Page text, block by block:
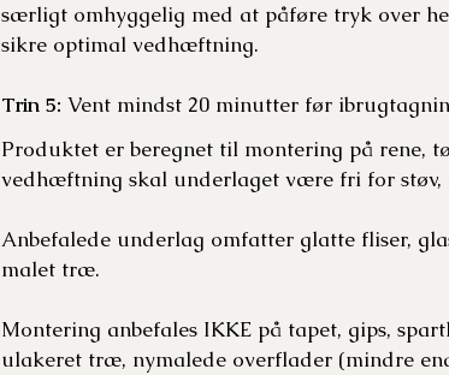
særligt omhyggelig med at påføre tryk over
sikre optimal vedhæftning.
Trin 5: Vent mindst 20 minutter før
Produktet er beregnet til montering på rene,
vedhæftning skal underlaget være fri for støv,
Anbefalede underlag omfatter glatte fliser,
malet træ.
Montering anbefales IKKE på tapet, gips,
ulakeret træ, nymalede overflader (mindre